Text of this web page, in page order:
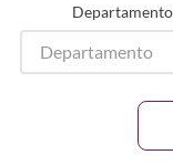
Departamento
Departamento